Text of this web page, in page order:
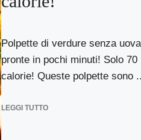
Polpette di verdure senza
pronte in pochi minuti! Solo 70
calorie! Queste polpette sono
LEGGI TUTTO